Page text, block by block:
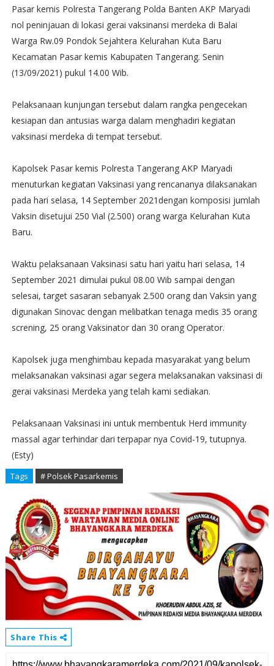
Pasar kemis Polresta Tangerang Polda Banten AKP Maryadi
nol peninjauan di lokasi gerai vaksinansi merdeka di Balai
Warga Rw.09 Pondok Sejahtera Kelurahan Kuta Baru
Kecamatan Pasar kemis Kabupaten Tangerang. Senin
(13/09/2021) pukul 14.00 Wib.
Pelaksanaan kunjungan tersebut dalam rangka pengecekan
kesiapan dan antusias warga dalam menghadiri kegiatan
vaksinasi merdeka di tempat tersebut.
Kapolsek Pasar kemis Polresta Tangerang AKP Maryadi
menuturkan kegiatan Vaksinasi yang rencananya dilaksanakan
pada hari selasa, 14 September 2021dengan komposisi jumlah
Vaksin disetujui 250 Vial (2.500) orang warga Kelurahan Kuta
Baru.
Waktu pelaksanaan Vaksinasi satu hari yaitu hari selasa, 14
September 2021 dimulai pukul 08.00 Wib sampai dengan
selesai, target sasaran sebanyak 2.500 orang dan Vaksin yang
digunakan Sinovac dengan melibatkan tenaga medis 35 orang
screning, 25 orang Vaksinator dan 30 orang Operator.
Kapolsek juga menghimbau kepada masyarakat yang belum
melaksanakan vaksinasi agar segera melaksanakan vaksinasi di
gerai vaksinasi Merdeka yang telah kami sediakan.
Pelaksanaan Vaksinasi ini untuk membentuk Herd immunity
massal agar terhindar dari terpapar nya Covid-19, tutupnya.
(Esty)
Tags # Polsek Pasarkemis
Share This